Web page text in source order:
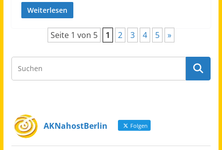
Weiterlesen
Seite 1 von 5 1 2 3 4 5 »
AKNahostBerlin Folgen